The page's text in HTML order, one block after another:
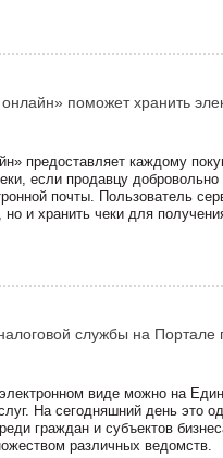
поможет хранить
предоставляет каждому
если продавцу
почты. Пользователь
но и хранить чеки для
службы на Портале
виде можно на
На сегодняшний день это
граждан и субъектов
различных ведомств.